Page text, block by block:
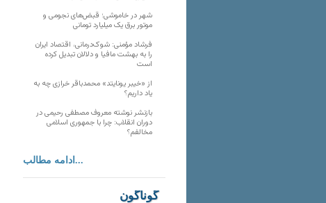
شهر در خاموشی؛ قبض‌های نجومی و
موتور برق یک میلیارد تومانی
فرشاد مؤمنی: شوک‌درمانی، اقتصاد ایران
را به بهشت مافیا و دلالان تبدیل کرده
است
از «خیبر یونایتد» محمدباقر خرازی چه به
یاد داریم؟
بازنشر نوشته معروف مصطفی رحیمی در
دوران انقلاب: چرا با جمهوری اسلامی
مخالفم؟
ادامه مطالب...
گوناگون